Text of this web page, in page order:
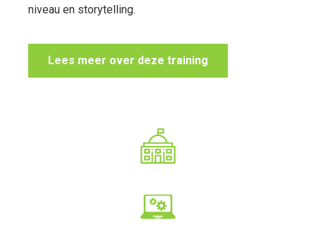
niveau en storytelling.
Lees meer over deze training